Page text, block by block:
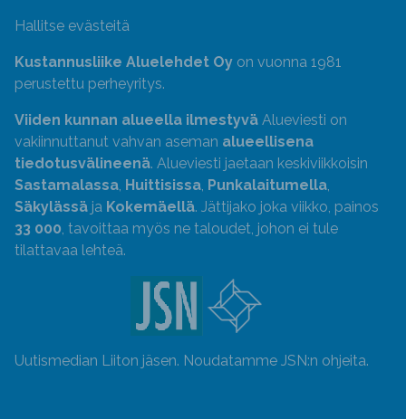
Hallitse evästeitä
Kustannusliike Aluelehdet Oy on vuonna 1981
perustettu perheyritys.
Viiden kunnan alueella ilmestyvä Alueviesti on
vakiinnuttanut vahvan aseman alueellisena
tiedotusvälineenä. Alueviesti jaetaan keskiviikkoisin
Sastamalassa, Huittisissa, Punkalaitumella,
Säkylässä ja Kokemäellä. Jättijako joka viikko, painos
33 000, tavoittaa myös ne taloudet, johon ei tule
tilattavaa lehteä.
Uutismedian Liiton jäsen. Noudatamme JSN:n ohjeita.